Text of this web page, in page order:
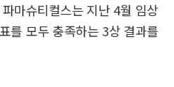
마슈티컬스는 지난 4월 임상
를 모두 충족하는 3상 결과를